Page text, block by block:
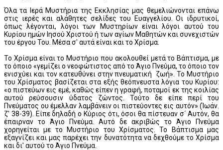
Όλα τα Ιερά Μυστήρια της Εκκλησίας μας θεμελιώνονται επάνω
στις ιερές και αλάθητες σελίδες του Ευαγγελίου. Οι ιδρυτικοί,
όπως λέγονται, λόγοι των Μυστηρίων είναι λόγοι αυτού του
Κυρίου ημών Ιησού Χριστού ή των αγίων Μαθητών και συνεχιστών
του έργου Του. Μέσα σ' αυτά είναι και το Χρίσμα.
Το Χρίσμα είναι το Μυστήριο που ακολουθεί μετά το Βάπτισμα, με
το όποιο «γεμίζει ο νεοφώτιστος από το Άγιο Πνεύμα, το όποιο τον
ενισχύει και τον κατευθύνει στην πνευματική ζωή». Το Μυστήριο
του Χρίσματος βασίζεται στα εξής θεόπνευστα λόγια του Κυρίου:
«ο πιστεύων εις εμέ, καθώς είπεν η γραφή, ποταμοί εκ της κοιλίας
αυτού ρεύσουσιν ύδατος ζώντος. Τούτο δε είπε περί του
Πνεύματος ου έμελλαν λαμβάνειν οι πιστεύοντες εις αυτόν» (Ίωάν.
ζ' 38-39). Είπε δηλαδή ο Κύριος ότι, όσοι θα πίστευαν σ΄ Αυτόν, θα
έπαιρναν το Άγιο Πνεύμα. Αυτό δε ακριβώς το Άγιο Πνεύμα
χορηγείται με το Μυστήριο του Χρίσματος. Το Βάπτισμα μας
εξαγνίζει και μας παρέχει την δυνατότητα να δεχθούμε το Χρίσμα
και δι' αυτού το Άγιο Πνεύμα.